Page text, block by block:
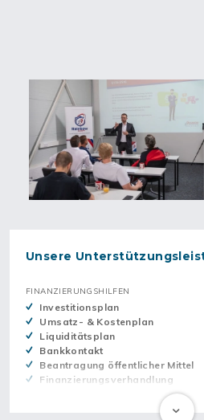
RAINBOW SANIERUNGEN zu
Unsere
FINANZIERUNGSHILFEN
Investitionsplan
Umsatz- & Kostenplan
Liquiditätsplan
Bankkontakt
Beantragung öffentlicher Mittel
Finanzierungsverhandlung
Leasingangebot/-vermittlung